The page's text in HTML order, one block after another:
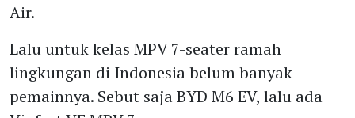
Air.
Lalu untuk kelas MPV 7-seater ramah
lingkungan di Indonesia belum banyak
pemainnya. Sebut saja BYD M6 EV, lalu ada